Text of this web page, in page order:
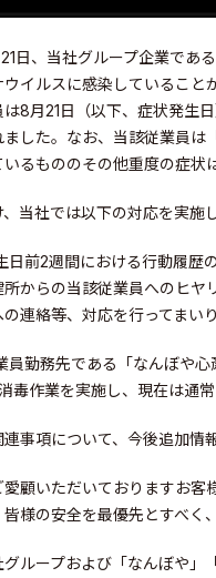
日、当社グループ企業であ
イルスに感染していること
は8月21日（以下、症状発生
ました。なお、当該従業員
るもののその他重度の症状
当社では以下の対応を実施
前2週間における行動履歴
所からの当該従業員へのヒヤ
連絡等、対応を行ってまいり
勤務先である「なんぼや心
毒作業を実施し、現在は通
連事項について、今後追加情
愛顧いただいておりますお
皆様の安全を最優先とすべく
ループおよび「なんぼや」